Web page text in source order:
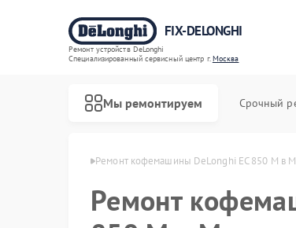
FIX-DELONGHI
Ремонт устройств DeLonghi
Специализированный cервисный центр г.Москва
Мы ремонтируем Срочный
в Москве Ремонт кофемашины DeLonghi EC 850 M в
Ремонт